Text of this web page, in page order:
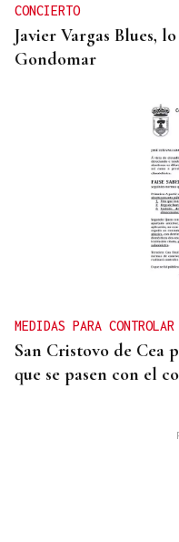
CONCIERTO
Javier Vargas Blues,
Gondomar
MEDIDAS PARA
San Cristovo de Cea
que se pasen con el